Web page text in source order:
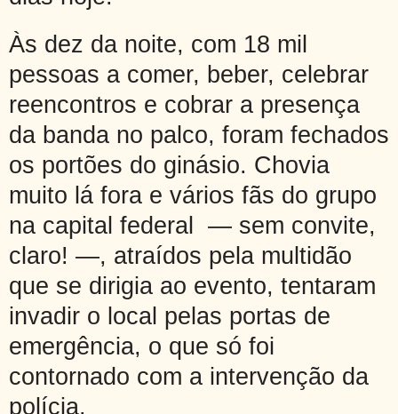
Às dez da noite, com 18 mil
pessoas a comer, beber, celebrar
reencontros e cobrar a presença
da banda no palco, foram fechados
os portões do ginásio. Chovia
muito lá fora e vários fãs do grupo
na capital federal — sem convite,
claro! —, atraídos pela multidão
que se dirigia ao evento, tentaram
invadir o local pelas portas de
emergência, o que só foi
contornado com a intervenção da
polícia.